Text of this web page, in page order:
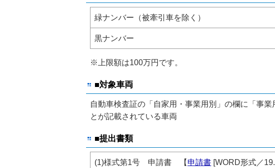
緑ナンバー（被牽引車を除く）
黒ナンバー
※上限額は100万円です。
■対象車両
自動車検査証の「自家用・事業用別」の欄に「事
とが記載されている車両
■提出書類
(1)様式第1号 申請書 【 申請書 [WORD形式／